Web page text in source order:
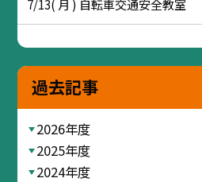
7/13( 月 ) 自転車交通安全教室
過去記事
2026年度
2025年度
2024年度